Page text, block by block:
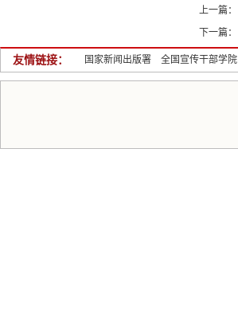
上一篇：
下一篇：
友情链接： 国家新闻出版署 全国宣传干部学院